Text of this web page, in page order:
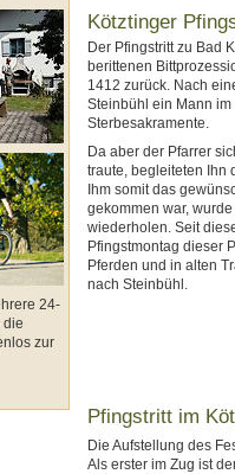
24-
die
zur
Kötztinger
Der Pfingstritt zu Bad
berittenen
1412 zurück. Nach
Steinbühl ein Mann
Sterbesakramente.
Da aber der Pfarrer
traute, begleiteten Ihn
Ihm somit das
gekommen war,
wiederholen. Seit
Pfingstmontag dieser
Pferden und in alten
nach Steinbühl.
Pfingstritt im
Die Aufstellung des
Als erster im Zug ist